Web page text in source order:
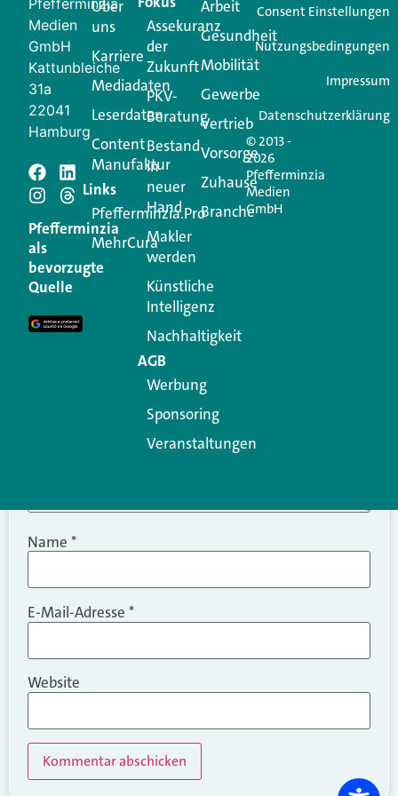
Ihren Vertriebsalltag leichter macht. Mit nur einem
Login.
Jetzt anmelden
Schreiben Sie einen
Kommentar
Ihre E-Mail-Adresse wird nicht veröffentlicht.
Erforderliche Felder sind mit
Kommentar
Name *
E-Mail-Adresse *
Website
Pfefferminzia
Medien
GmbH
Kattunbleiche
31a
22041
Hamburg
Pfefferminzia
als
bevorzugte
Quelle
Über
uns
Karriere
Mediadaten
Leserdaten
Content
Manufaktur
Links
Pfefferminzia.Pro
MehrCura
Assekuranz
der
Zukunft
PKV-
Beratung
Bestand
in
neuer
Hand
Makler
werden
Künstliche
Intelligenz
Nachhaltigkeit
AGB
Werbung
Sponsoring
Veranstaltungen
Arbeit
Gesundheit
Mobilität
Gewerbe
Vertrieb
Vorsorge
Zuhause
Branche
© 2013 -
2026
Pfefferminzia
Medien
GmbH
Consent Einstellungen
Nutzungsbedingungen
Impressum
Datenschutzerklärung